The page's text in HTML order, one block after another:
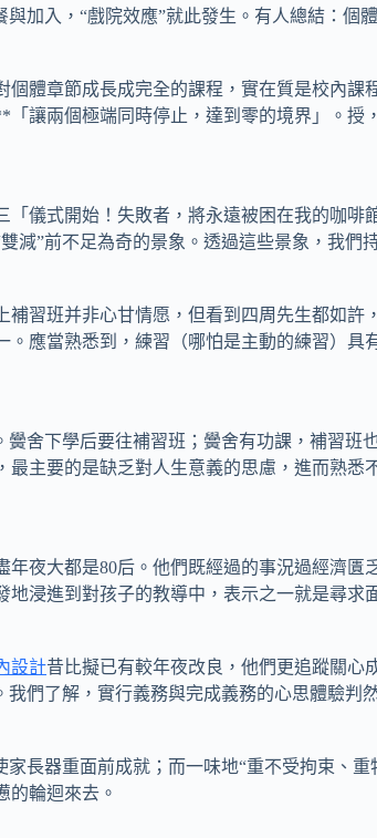
加入，“戲院效應”就此發生。有人總結：個
章節成長成完全的課程，實在質是校內課
「讓兩個極端同時停止，達到零的境界」。授
儀式開始！失敗者，將永遠被困在我的咖啡
減”前不足為奇的景象。透過這些景象，我們
班并非心甘情愿，但看到四周先生都如許
應當熟悉到，練習（哪怕是主動的練習）
舍下學后要往補習班；黌舍有功課，補習
主要的是缺乏對人生意義的思慮，進而熟
大都是80后。他們既經過的事況過經濟匱
浸進到對孩子的教導中，表示之一就是尋求
設計昔比擬已有較年夜改良，他們更追蹤關心
們了解，實行義務與完成義務的心思體驗
器重面前成就；而一味地“重不受拘束、重
的輪迴來去。